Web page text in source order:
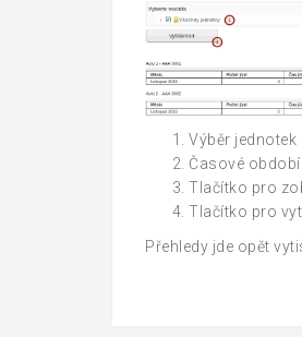
Výběr jednotek
Časové
Tlačítko pro
Tlačítko pro
Přehledy jde opět